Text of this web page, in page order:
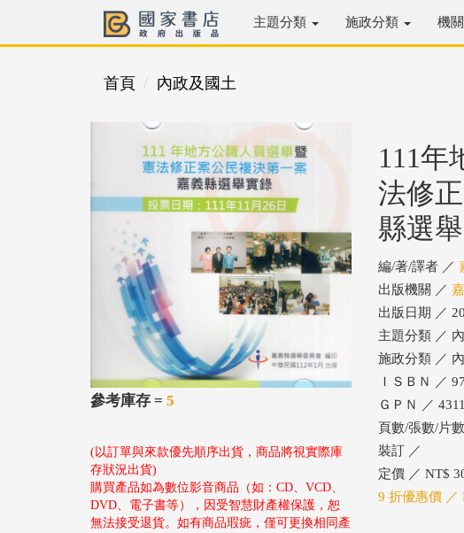
主題分類 施政分類 機
首頁 內政及國土
參考庫存 = 5
(以訂單與來款優先順序出貨，商品將視實際庫
存狀況出貨)
購買產品如為數位影音商品（如：CD、VCD、
DVD、電子書等），因受智慧財產權保護，恕
無法接受退貨。如有商品瑕疵，僅可更換相同產
111年
法修
縣選
編/著/譯者 ／
出版機關 ／
出版日期 ／
主題分類 ／
施政分類 ／
ＩＳＢＮ ／
ＧＰＮ ／
頁數/張數/片
裝訂 ／
定價 ／ NT$
9 折優惠價 ／